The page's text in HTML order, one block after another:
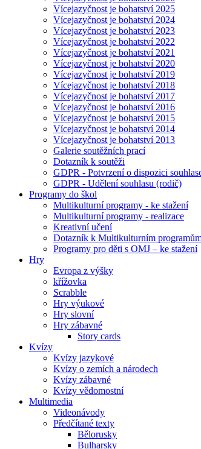
Vícejazyčnost je bohatství 2025
Vícejazyčnost je bohatství 2024
Vícejazyčnost je bohatství 2023
Vícejazyčnost je bohatství 2022
Vícejazyčnost je bohatství 2021
Vícejazyčnost je bohatství 2020
Vícejazyčnost je bohatství 2019
Vícejazyčnost je bohatství 2018
Vícejazyčnost je bohatství 2017
Vícejazyčnost je bohatství 2016
Vícejazyčnost je bohatství 2015
Vícejazyčnost je bohatství 2014
Vícejazyčnost je bohatství 2013
Galerie soutěžních prací
Dotazník k soutěži
GDPR - Potvrzení o dispozici
GDPR - Udělení souhlasu (rodič)
Programy do škol
Multikulturní programy - ke stažení
Multikulturní programy - realizace
Kreativní učení
Dotazník k Multikulturním
Programy pro děti s OMJ – ke stažení
Hry
Evropa z výšky
křížovka
Scrabble
Hry výukové
Hry slovní
Hry zábavné
Story cards
Kvízy
Kvízy jazykové
Kvízy o zemích a národech
Kvízy zábavné
Kvízy vědomostní
Multimedia
Videonávody
Předčítané texty
Bělorusky
Bulharsky